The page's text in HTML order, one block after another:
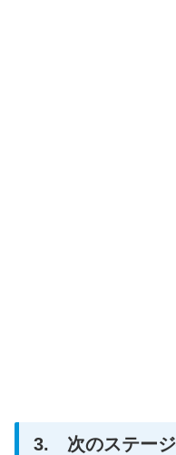
3. 次のステー